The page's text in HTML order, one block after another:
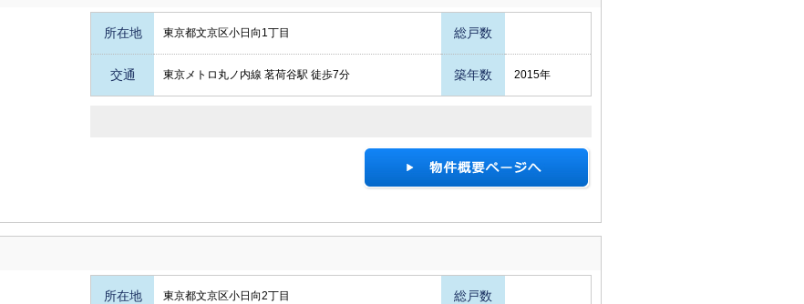
所在地 東京都文京区小日向1丁目 総戸数
交通 東京メトロ丸ノ内線 茗荷谷駅 徒歩7分 築年数 2015年
所在地 東京都文京区小日向2丁目 総戸数